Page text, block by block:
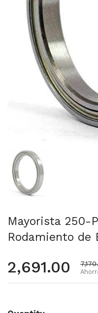
Mostrar diapositiva 1
Mayorista 250-
Rodamiento de
Precio
2,691.00